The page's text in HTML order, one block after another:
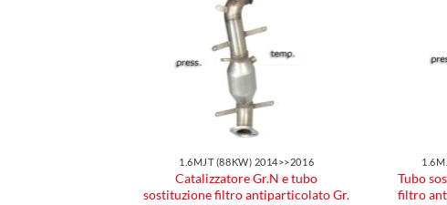
1.6MJT (88KW) 2014>>2016
Catalizzatore Gr.N e tubo
sostituzione filtro antiparticolato Gr.
Tubo
filtro